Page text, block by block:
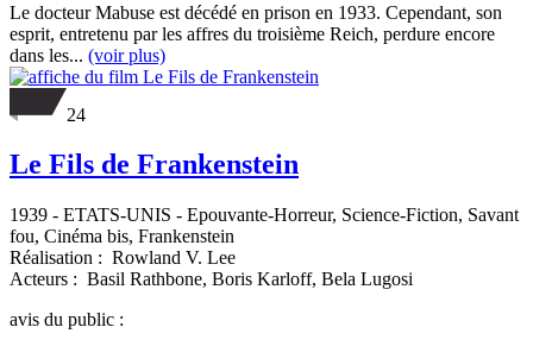
Le docteur Mabuse est décédé en prison en 1933. Cependant, son
esprit, entretenu par les affres du troisième Reich, perdure encore
dans les... (voir plus)
24
Le Fils de Frankenstein
1939 - ETATS-UNIS - Epouvante-Horreur, Science-Fiction, Savant
fou, Cinéma bis, Frankenstein
Réalisation : Rowland V. Lee
Acteurs : Basil Rathbone, Boris Karloff, Bela Lugosi
avis du public :